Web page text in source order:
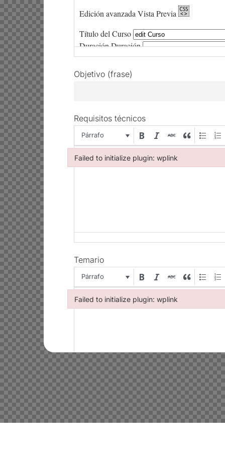
Objetivo (frase)
Requisitos técnicos
Párrafo
Temario
Párrafo
Evaluación
Párrafo
Failed to initialize plugin: wplink
Failed to initialize plugin: wplink
Failed to initialize plugin: wplink
Failed to initialize plugin: wplink